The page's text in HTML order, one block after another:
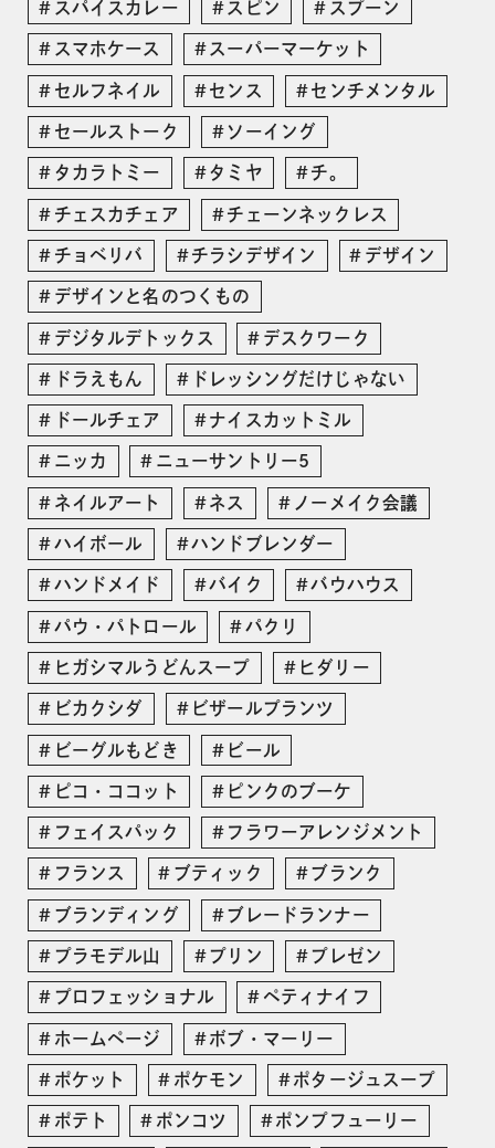
スパイスカレー スピン スプーン
スマホケース スーパーマーケット
セルフネイル センス センチメンタル
セールストーク ソーイング
タカラトミー タミヤ チ。
チェスカチェア チェーンネックレス
チョベリバ チラシデザイン デザイン
デザインと名のつくもの
デジタルデトックス デスクワーク
ドラえもん ドレッシングだけじゃない
ドールチェア ナイスカットミル
ニッカ ニューサントリー5
ネイルアート ネス ノーメイク会議
ハイボール ハンドブレンダー
ハンドメイド バイク バウハウス
パウ・パトロール パクリ
ヒガシマルうどんスープ ヒダリー
ビカクシダ ビザールプランツ
ビーグルもどき ビール
ピコ・ココット ピンクのブーケ
フェイスパック フラワーアレンジメント
フランス ブティック ブランク
ブランディング ブレードランナー
プラモデル山 プリン プレゼン
プロフェッショナル ペティナイフ
ホームページ ボブ・マーリー
ポケット ポケモン ポタージュスープ
ポテト ポンコツ ポンプフューリー